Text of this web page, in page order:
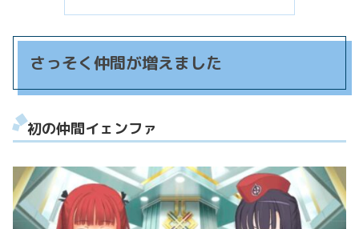
さっそく仲間が増えました
初の仲間イェンファ